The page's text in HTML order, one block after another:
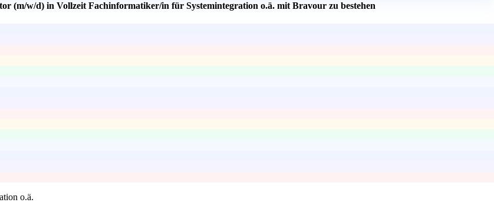
(m/w/d) in Vollzeit Fachinformatiker/in für Systemintegration o.ä. mit Bravour zu bestehen
o.ä.